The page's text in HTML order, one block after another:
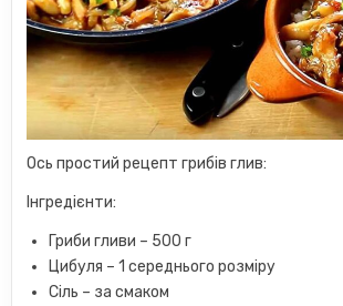
Ось простий рецепт грибів глив:
Інгредієнти:
Гриби гливи – 500 г
Цибуля – 1 середнього розміру
Сіль – за смаком